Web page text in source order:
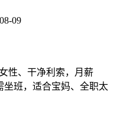
09
性、干净利索，月薪
坐班，适合宝妈、全职太